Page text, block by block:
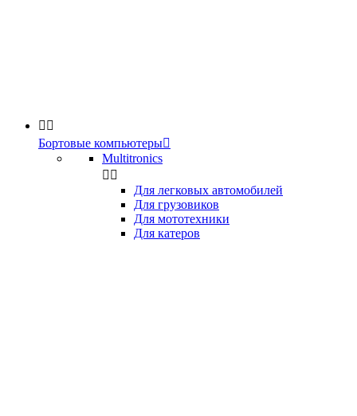
 
Бортовые компьютеры
Multitronics
 
Для легковых автомобилей
Для грузовиков
Для мототехники
Для катеров